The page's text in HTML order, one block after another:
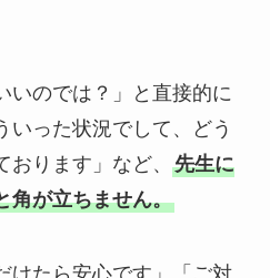
いのでは？」と直接的に
いった状況でして、どう
ります」など、 先生に
角が立ちません。